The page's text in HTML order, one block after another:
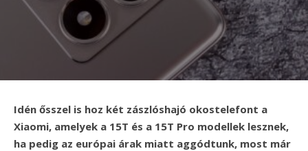
Idén ősszel is hoz két zászlóshajó okostelefont a
Xiaomi, amelyek a 15T és a 15T Pro modellek lesznek,
ha pedig az európai árak miatt aggódtunk, most már